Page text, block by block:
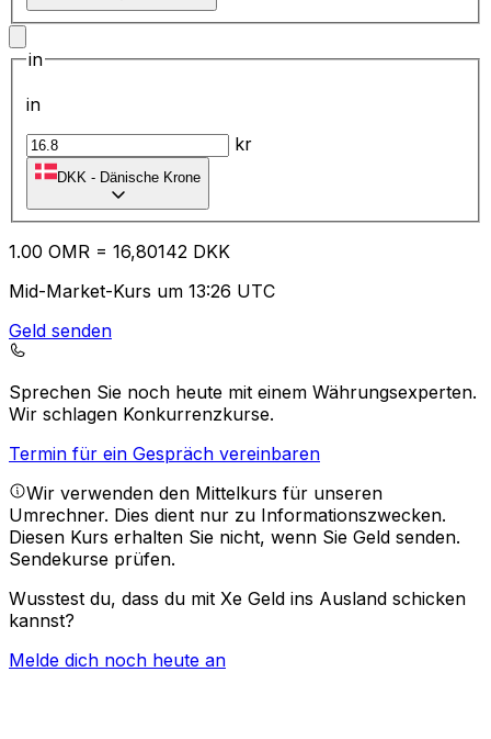
in
in
kr
DKK - Dänische Krone
1.00 OMR = 16,80142 DKK
Mid-Market-Kurs um 13:26 UTC
Geld senden
Sprechen Sie noch heute mit einem Währungsexperten.
Wir schlagen Konkurrenzkurse.
Termin für ein Gespräch vereinbaren
Wir verwenden den Mittelkurs für unseren
Umrechner. Dies dient nur zu Informationszwecken.
Diesen Kurs erhalten Sie nicht, wenn Sie Geld senden.
Sendekurse prüfen.
Wusstest du, dass du mit Xe Geld ins Ausland schicken
kannst?
Melde dich noch heute an